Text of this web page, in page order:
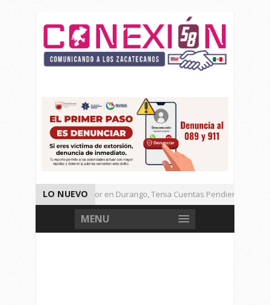
LO NUEVO
Detienen a Defraudador en Durango, Tenia Cuentas Pendientes en Zac.
Presenta Presidenta Sheinbaum, 10 Acciones Para Explotación de Gas
MENU